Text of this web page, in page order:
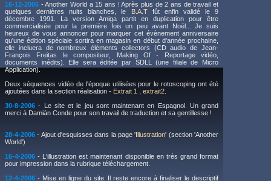
16-12-2006 - Another World a 15 ans ! Après plus de 2 ans de travail et
quelques dernières nuits blanches, le
B.A.Tfût enfin validé le 9
décembre 1991. La version Amiga partit en duplication pour être
commercialisée pour la première fois un peu avant Noël... Je suis
heureux de vous annoncer pour marquer cet évènement anniversaire
qu'une édition spéciale sortira en magasin en début d'année prochaine,
elle incluera de nombreux éléments collectors (CD audio de Jean-
François Freitas le compositeur, Making Of - Reportage vidéo,
documents inédits). Elle sera éditée par SDLL (une filiale de Micro
Application).
Deux séquences vidéo de l'époque utilisées pour le rotoscoping ont été
ajoutées dans la section réalisation - Extrait 1 extrait2
30-8-2006 - Le site et le jeu sont maintenant en Espagnol. Un grand
merci à Damián Conde pour son travail de traduction et sa gentillesse !
28-4-2006 - Ajout d'esquisses dans la page 'Illustration' (section 'Another
World')
16-4-2006 - L'illustration est maintenant disponible en très grand format
pour impression dans la rubrique téléchargement.
12-4-2006 - Mise en ligne du site. Il reste encore à finaliser le descriptif